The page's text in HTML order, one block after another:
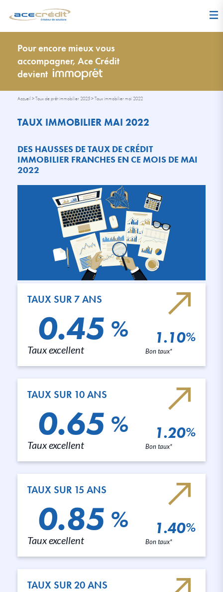
Pour encore mieux vous
accompagner, Ace Crédit
devient
Accueil >Taux de prêt immobilier 2025>Taux immobilier mai 2022
TAUX IMMOBILIER MAI 2022
DES HAUSSES DE TAUX DE CRÉDIT
IMMOBILIER FRANCHES EN CE MOIS DE MAI
2022
TAUX SUR 7 ANS
0.45 %
Taux excellent
1.10%
Bon taux*
TAUX SUR 10 ANS
0.65 %
Taux excellent
1.20%
Bon taux*
TAUX SUR 15 ANS
0.85 %
Taux excellent
1.40%
Bon taux*
TAUX SUR 20 ANS